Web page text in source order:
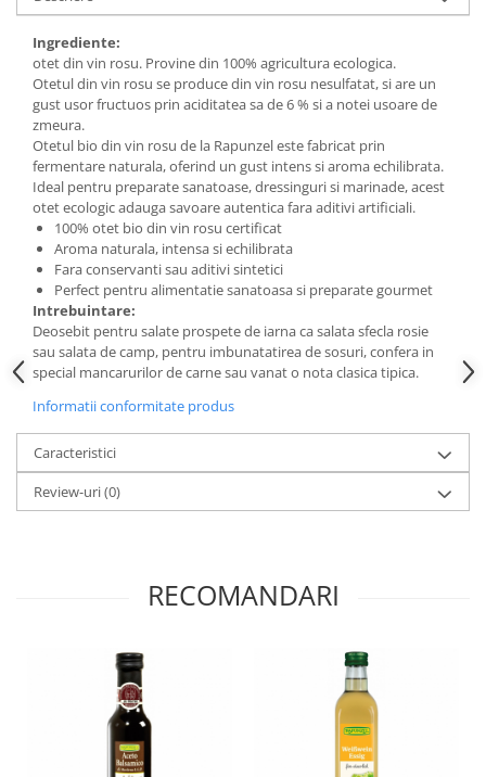
Budinca bio
Indulcitori bio
Inghetata bio si decoratiuni
Ingrediente bio pentru copt
Masline bio si antipasti
Antipasti bio
Masline bio
Pesto bio
Musli si terci
Fulgi din cereale bio
Musli bio
Terci bio
Orez bio si leguminoase
Legume bio
Legume bio in conserva
Orez bio
Paste si fidea
Paste bio din spelta
Paste bio integrale
Paste bio pentru copii
Paste fainoase bio
Pateu, sosuri si conserve
Conserve de peste bio
Ingrediente:
otet din vin rosu. Provine din 100% agricultura ecologica.
Otetul din vin rosu se produce din vin rosu nesulfatat, si are un
gust usor fructuos prin aciditatea sa de 6 % si a notei usoare de
zmeura.
Otetul bio din vin rosu de la Rapunzel este fabricat prin
fermentare naturala, oferind un gust intens si aroma echilibrata.
Ideal pentru preparate sanatoase, dressinguri si marinade, acest
otet ecologic adauga savoare autentica fara aditivi artificiali.
100% otet bio din vin rosu certificat
Aroma naturala, intensa si echilibrata
Fara conservanti sau aditivi sintetici
Perfect pentru alimentatie sanatoasa si preparate gourmet
Intrebuintare:
Deosebit pentru salate prospete de iarna ca salata sfecla rosie
sau salata de camp, pentru imbunatatirea de sosuri, confera in
special mancarurilor de carne sau vanat o nota clasica tipica.
Informatii conformitate produs
Caracteristici
Review-uri(0)
RECOMANDARI